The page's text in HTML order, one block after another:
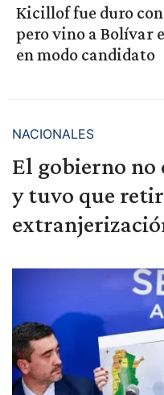
Kicillof fue duro
pero vino a Bolívar
en modo candidato
NACIONALES
El gobierno no
y tuvo que